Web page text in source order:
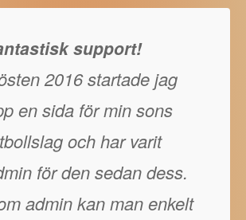
support!
2016 startade jag
en sida för min sons
och har varit
för den sedan dess.
admin kan man enkelt